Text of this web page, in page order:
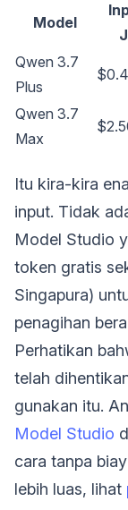
Model
Qwen 3.7
Plus
Qwen 3.7
Max
Itu kira-kira
input. Tidak
Model Studio
token gratis
Singapura)
penagihan
Perhatikan
telah
gunakan itu.
Model Studio
cara tanpa
lebih luas, lihat